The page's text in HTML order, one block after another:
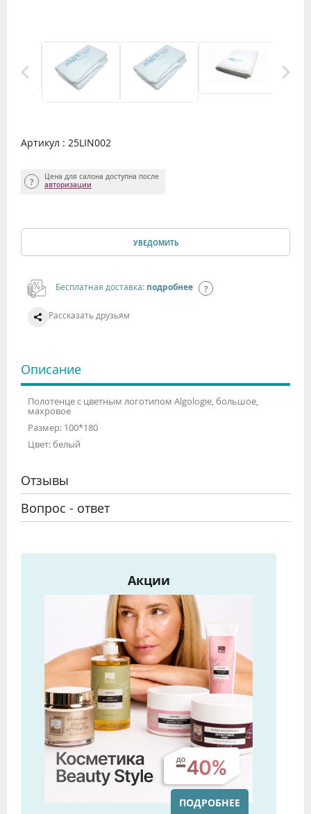
Артикул : 25LIN002
Цена для салона доступна после
авторизации
УВЕДОМИТЬ
Бесплатная доставка: подробнее
Рассказать друзьям
Описание
Полотенце с цветным логотипом Algologie, большое,
махровое
Размер: 100*180
Цвет: белый
Отзывы
Вопрос - ответ
Акции
ПОДРОБНЕЕ